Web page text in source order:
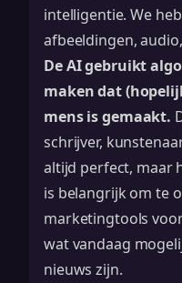
intelligentie. We
afbeeldingen,
De AI gebruikt
maken dat
mens is gemaakt.
schrijver,
altijd perfect, maar
is belangrijk om te
marketingtools
wat vandaag
nieuws zijn.